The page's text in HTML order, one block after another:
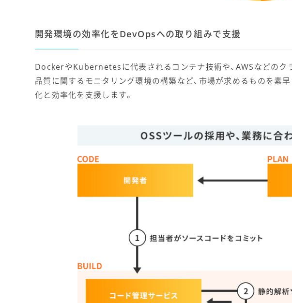
開発環境の効率化をDevOpsへの取り組みで支援
DockerやKubernetesに代表されるコンテナ技術や、AWSなどのク
品質に関するモニタリング環境の構築など、市場が求めるものを素
化と効率化を支援します。